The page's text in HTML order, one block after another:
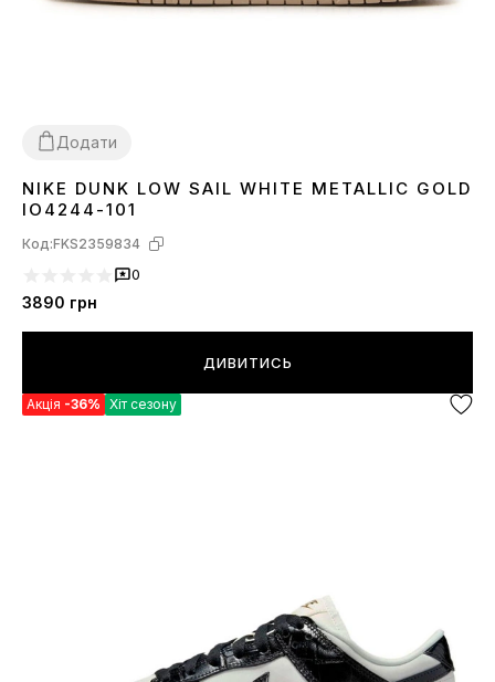
Додати
3637 383940 4145
NIKE DUNK LOW SAIL WHITE METALLIC GOLD
IO4244-101
Код:FKS2359834
0
3890 грн
ДИВИТИСЬ
Акція -36% Хіт сезону